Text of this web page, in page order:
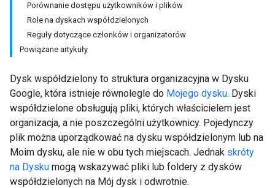
Porównanie dostępu użytkowników i plików
Role na dyskach współdzielonych
Reguły dotyczące członków i organizatorów
Powiązane artykuły
Dysk współdzielony to struktura organizacyjna w Dysku
Google, która istnieje równolegle do Mojego dysku. Dyski
współdzielone obsługują pliki, których właścicielem jest
organizacja, a nie poszczególni użytkownicy. Pojedynczy
plik można uporządkować na dysku współdzielonym lub na
Moim dysku, ale nie w obu tych miejscach. Jednak skróty
na Dysku mogą wskazywać pliki lub foldery z dysków
współdzielonych na Mój dysk i odwrotnie.